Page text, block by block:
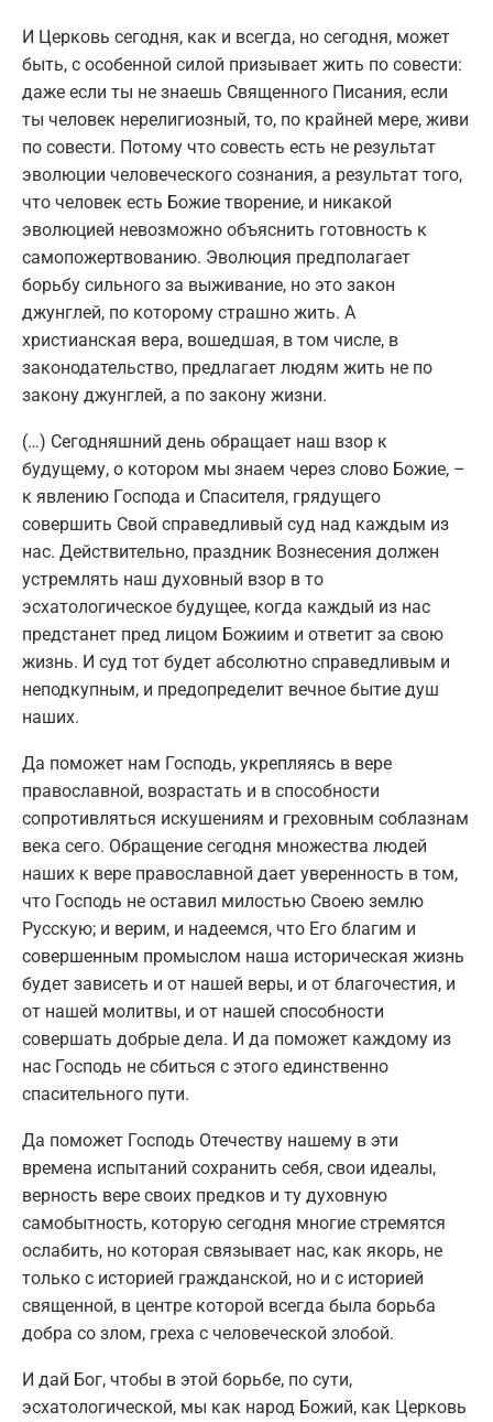
И Церковь сегодня, как и всегда, но сегодня, может
быть, с особенной силой призывает жить по совести:
даже если ты не знаешь Священного Писания, если
ты человек нерелигиозный, то, по крайней мере, живи
по совести. Потому что совесть есть не результат
эволюции человеческого сознания, а результат того,
что человек есть Божие творение, и никакой
эволюцией невозможно объяснить готовность к
самопожертвованию. Эволюция предполагает
борьбу сильного за выживание, но это закон
джунглей, по которому страшно жить. А
христианская вера, вошедшая, в том числе, в
законодательство, предлагает людям жить не по
закону джунглей, а по закону жизни.
(…) Сегодняшний день обращает наш взор к
будущему, о котором мы знаем через слово Божие, –
к явлению Господа и Спасителя, грядущего
совершить Свой справедливый суд над каждым из
нас. Действительно, праздник Вознесения должен
устремлять наш духовный взор в то
эсхатологическое будущее, когда каждый из нас
предстанет пред лицом Божиим и ответит за свою
жизнь. И суд тот будет абсолютно справедливым и
неподкупным, и предопределит вечное бытие душ
наших.
Да поможет нам Господь, укрепляясь в вере
православной, возрастать и в способности
сопротивляться искушениям и греховным соблазнам
века сего. Обращение сегодня множества людей
наших к вере православной дает уверенность в том,
что Господь не оставил милостью Своею землю
Русскую; и верим, и надеемся, что Его благим и
совершенным промыслом наша историческая жизнь
будет зависеть и от нашей веры, и от благочестия, и
от нашей молитвы, и от нашей способности
совершать добрые дела. И да поможет каждому из
нас Господь не сбиться с этого единственно
спасительного пути.
Да поможет Господь Отечеству нашему в эти
времена испытаний сохранить себя, свои идеалы,
верность вере своих предков и ту духовную
самобытность, которую сегодня многие стремятся
ослабить, но которая связывает нас, как якорь, не
только с историей гражданской, но и с историей
священной, в центре которой всегда была борьба
добра со злом, греха с человеческой злобой.
И дай Бог, чтобы в этой борьбе, по сути,
эсхатологической, мы как народ Божий, как Церковь